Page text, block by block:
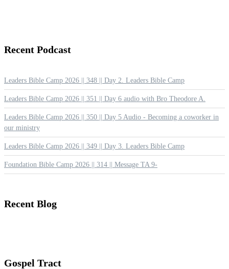
Recent Podcast
Leaders Bible Camp 2026 || 348 || Day 2. Leaders Bible Camp
Leaders Bible Camp 2026 || 351 || Day 6 audio with Bro Theodore A.
Leaders Bible Camp 2026 || 350 || Day 5 Audio - Becoming a coworker in
our ministry
Leaders Bible Camp 2026 || 349 || Day 3. Leaders Bible Camp
Foundation Bible Camp 2026 || 314 || Message TA 9-
Recent Blog
Gospel Tract